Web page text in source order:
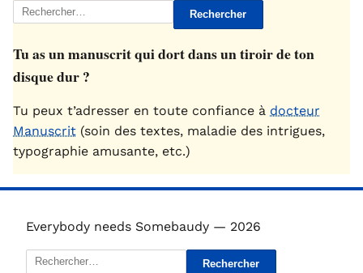
Rechercher :
Tu as un manuscrit qui dort dans un tiroir de ton
disque dur ?
Tu peux t’adresser en toute confiance à docteur
Manuscrit (soin des textes, maladie des intrigues,
typographie amusante, etc.)
Everybody needs Somebaudy — 2026
Rechercher :